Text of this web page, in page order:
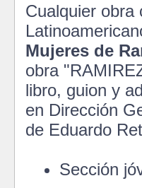
Cualquier obra
Mujeres de
obra
libro, guion y
en Dirección
de Eduardo
Sección